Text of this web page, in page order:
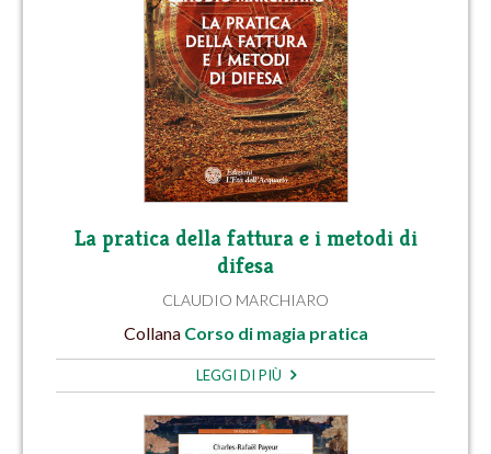
La pratica della fattura e i metodi di
difesa
CLAUDIO MARCHIARO
Collana Corso di magia pratica
LEGGI DI PIÙ